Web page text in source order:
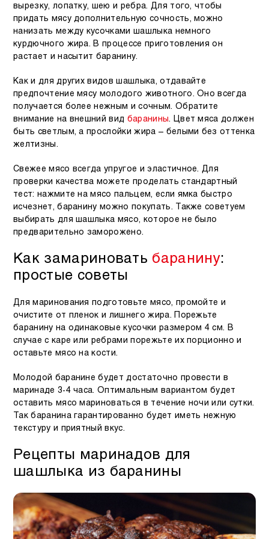
вырезку, лопатку, шею и ребра. Для того, чтобы
придать мясу дополнительную сочность, можно
нанизать между кусочками шашлыка немного
курдючного жира. В процессе приготовления он
растает и насытит баранину.
Как и для других видов шашлыка, отдавайте
предпочтение мясу молодого животного. Оно всегда
получается более нежным и сочным. Обратите
внимание на внешний вид баранины. Цвет мяса должен
быть светлым, а прослойки жира – белыми без оттенка
желтизны.
Свежее мясо всегда упругое и эластичное. Для
проверки качества можете проделать стандартный
тест: нажмите на мясо пальцем, если ямка быстро
исчезнет, баранину можно покупать. Также советуем
выбирать для шашлыка мясо, которое не было
предварительно заморожено.
Как замариновать баранину:
простые советы
Для маринования подготовьте мясо, промойте и
очистите от пленок и лишнего жира. Порежьте
баранину на одинаковые кусочки размером 4 см. В
случае с каре или ребрами порежьте их порционно и
оставьте мясо на кости.
Молодой баранине будет достаточно провести в
маринаде 3-4 часа. Оптимальным вариантом будет
оставить мясо мариноваться в течение ночи или сутки.
Так баранина гарантированно будет иметь нежную
текстуру и приятный вкус.
Рецепты маринадов для
шашлыка из баранины